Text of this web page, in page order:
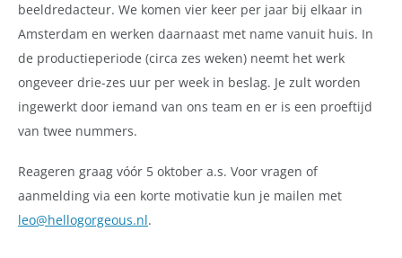
beeldredacteur. We komen vier keer per jaar bij elkaar in
Amsterdam en werken daarnaast met name vanuit huis. In
de productieperiode (circa zes weken) neemt het werk
ongeveer drie-zes uur per week in beslag. Je zult worden
ingewerkt door iemand van ons team en er is een proeftijd
van twee nummers.
Reageren graag vóór 5 oktober a.s. Voor vragen of
aanmelding via een korte motivatie kun je mailen met
leo@hellogorgeous.nl.